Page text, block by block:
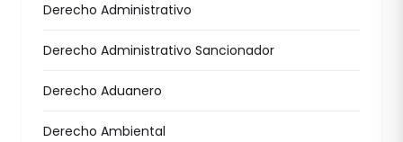
Derecho Administrativo
Derecho Administrativo Sancionador
Derecho Aduanero
Derecho Ambiental